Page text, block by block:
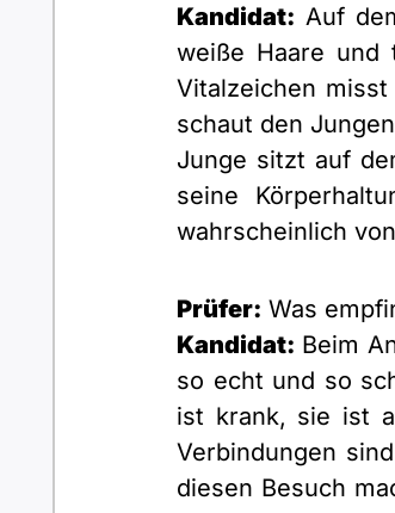
Kandidat: Auf
weiße Haare und
Vitalzeichen
schaut den
Junge sitzt auf
seine
wahrscheinlich
Prüfer: Was
Kandidat: Beim
so echt und so
ist krank, sie ist
Verbindungen
diesen Besuch